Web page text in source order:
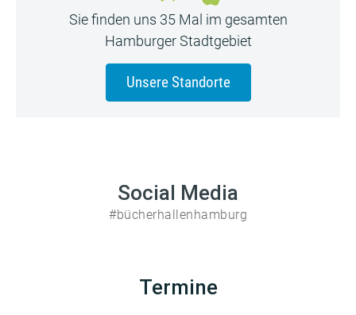
Sie finden uns 35 Mal im gesamten
Hamburger Stadtgebiet
Unsere Standorte
Social Media
#bücherhallenhamburg
Termine